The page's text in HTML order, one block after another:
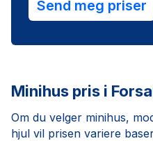
Send meg priser
Minihus pris i
Om du velger minihus,
hjul vil prisen variere